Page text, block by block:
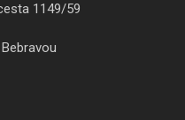
1149/59